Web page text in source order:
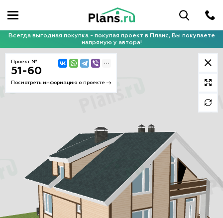
Всегда выгодная покупка - покупая проект в Планс, Вы покупаете
напрямую у автора!
Проект №
51-60
Посмотреть информацию о проекте